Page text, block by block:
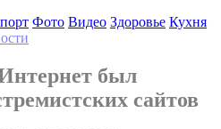
Фото Видео Здоровье Кухня
был
сайтов